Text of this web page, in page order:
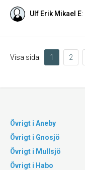
Ulf Erik Mikael E:
Visa sida: 1 2
Övrigt i Aneby
Övrigt i Gnosjö
Övrigt i Mullsjö
Övrigt i Habo